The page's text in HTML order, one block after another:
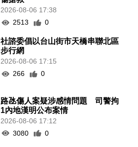
2026-08-06 17:38
2513
0
社諮委倡以台山街市天橋串聯北區
步行網
2026-08-06 17:15
266
0
路氹傷人案疑涉感情問題 司警拘
1內地漢明公布案情
2026-08-06 17:12
3080
0